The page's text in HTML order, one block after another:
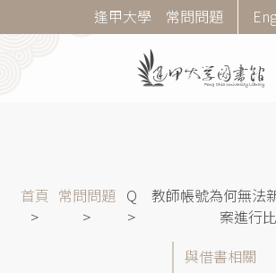
至
Corner
Menu
逢甲大學 常問問題
導
首頁 常問問題 Q
教師帳號為何無法
案進行
與借書相關